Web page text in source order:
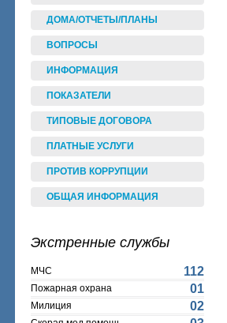
ДОМА/ОТЧЕТЫ/ПЛАНЫ
ВОПРОСЫ
ИНФОРМАЦИЯ
ПОКАЗАТЕЛИ
ТИПОВЫЕ ДОГОВОРА
ПЛАТНЫЕ УСЛУГИ
ПРОТИВ КОРРУПЦИИ
ОБЩАЯ ИНФОРМАЦИЯ
Экстренные службы
МЧС 112
Пожарная охрана 01
Милиция 02